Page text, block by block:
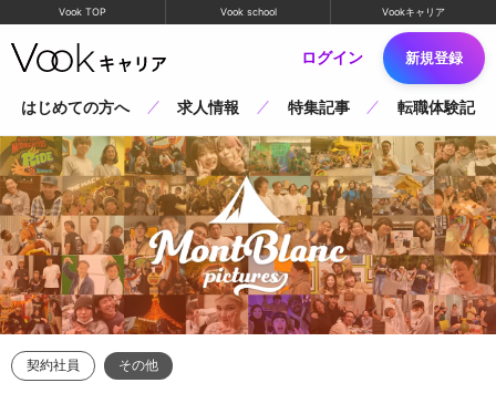
Vook TOP Vook school Vookキャリア
ログイン 新規登録
はじめての方へ 求人情報 特集記事 転職体験記
契約社員 その他